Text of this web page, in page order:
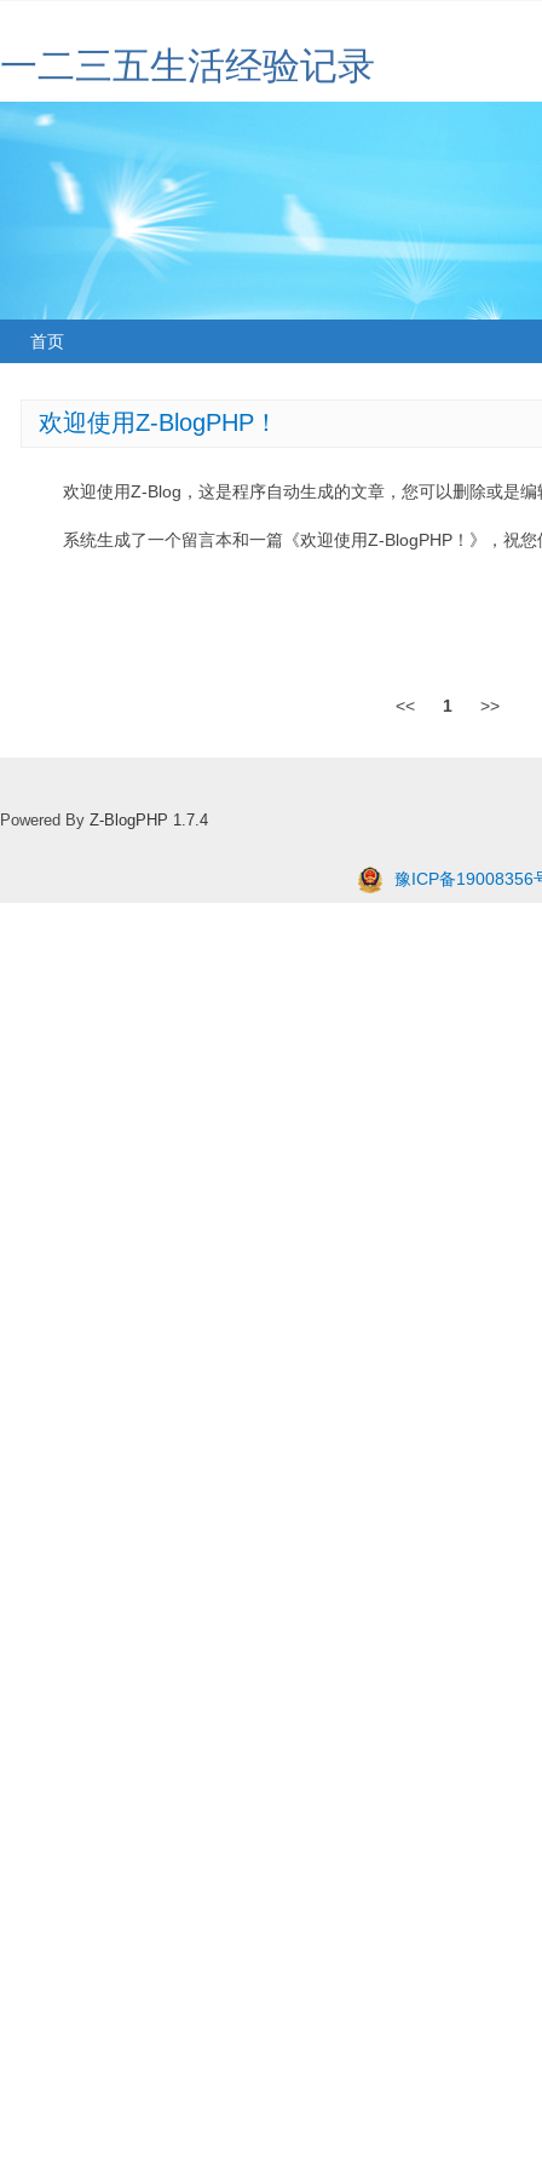
一二三五生活经验记录
首页
欢迎使用Z-BlogPHP！
欢迎使用Z-Blog，这是程序自动生成的文章，您可以删除或是编
系统生成了一个留言本和一篇《欢迎使用Z-BlogPHP！》，祝
<< 1 >>
Powered By Z-BlogPHP 1.7.4
豫ICP备19008356